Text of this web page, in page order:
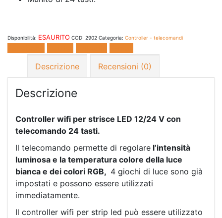
Disponibilità: ESAURITO COD: 2902 Categoria: Controller - telecomandi
Descrizione
Recensioni (0)
Descrizione
Controller wifi per strisce LED 12/24 V con
telecomando 24 tasti.
Il telecomando permette di regolare l’intensità
luminosa e la temperatura colore della luce
bianca e dei colori RGB, 4 giochi di luce sono già
impostati e possono essere utilizzati
immediatamente.
Il controller wifi per strip led può essere utilizzato